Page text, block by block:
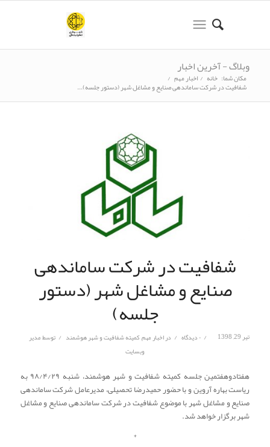
وبلاگ - آخرین اخبار
مکان شما: خانه / اخبار مهم /
شفافیت در شرکت ساماندهی صنایع و مشاغل شهر (دستور جلسه)...
شفافیت در شرکت ساماندهی
صنایع و مشاغل شهر (دستور
جلسه)
تیر 29, 1398 / ۰ دیدگاه / دراخبار مهم,کمیته شفافیت و شهر هوشمند / توسطمدیر
وبسایت
هفتادوهفتمین جلسه کمیته شفافیت و شهر هوشمند، شنبه ۹۸/۴/۲۹ به
ریاست بهاره آروین و با حضور حمیدرضا تحصیلی، مدیرعامل شرکت ساماندهی
صنایع و مشاغل شهر با موضوع شفافیت در شرکت ساماندهی صنایع و مشاغل
شهر برگزار خواهد شد.
*